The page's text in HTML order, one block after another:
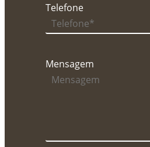
Telefone
Mensagem